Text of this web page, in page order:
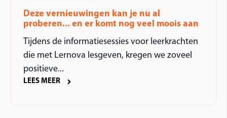
Deze vernieuwingen kan je nu al
proberen... en er komt nog veel moois aan
Tijdens de informatiesessies voor leerkrachten
die met Lernova lesgeven, kregen we zoveel
positieve...
LEES MEER